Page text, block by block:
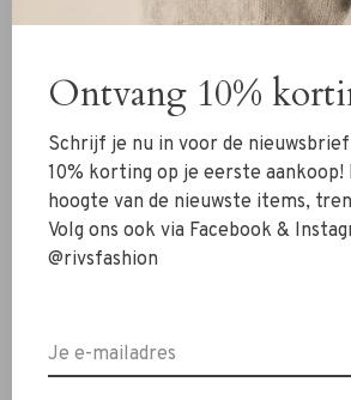
MadOre
MadOre Pump suede
musgo
Ontvang 10%
Schrijf je nu in voor de
10% korting op je eerste aankoop!
hoogte van de nieuwste items,
Volg ons ook via Facebook &
@rivsfashion